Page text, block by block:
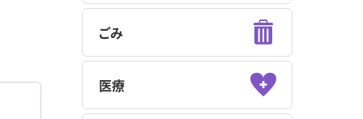
ごみ
医療